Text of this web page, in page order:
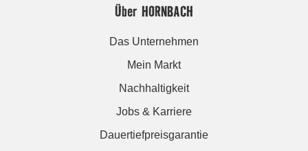
Über HORNBACH
Das Unternehmen
Mein Markt
Nachhaltigkeit
Jobs & Karriere
Dauertiefpreisgarantie